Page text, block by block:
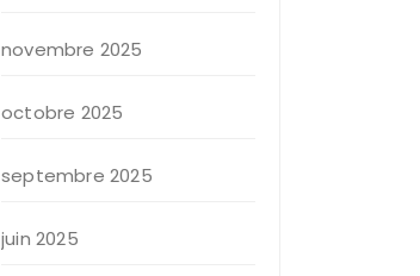
novembre 2025
octobre 2025
septembre 2025
juin 2025